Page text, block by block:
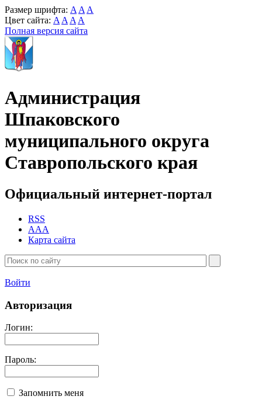
Размер шрифта: A A A
Цвет сайта: A A A A
Полная версия сайта
Администрация
Шпаковского
муниципального округа
Ставропольского края
Официальный интернет-портал
RSS
AAA
Карта сайта
Войти
Авторизация
Логин:
Пароль:
Запомнить меня